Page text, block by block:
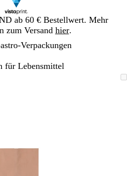
ab 60 € Bestellwert. Mehr
zum Versand hier.
Verpackungen
für Lebensmittel
zum